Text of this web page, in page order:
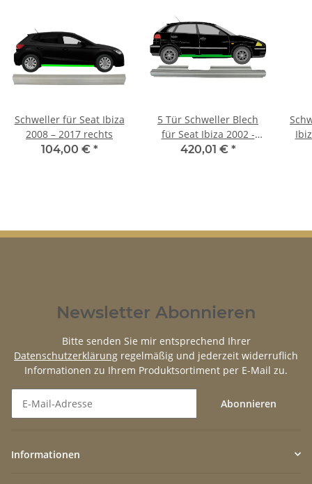
Schweller für Seat Ibiza
2008 – 2017 rechts
104,00 € *
5 Tür Schweller Blech
für Seat Ibiza 2002 -
2008 rechts
420,01 € *
Newsletter Abonnieren
Bitte senden Sie mir entsprechend Ihrer
Datenschutzerklärung regelmäßig und jederzeit widerruflich
Informationen zu Ihrem Produktsortiment per E-Mail zu.
Abonnieren
Informationen